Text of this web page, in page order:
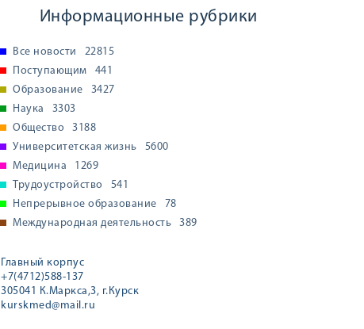
Информационные рубрики
Все новости
22815
Поступающим
441
Образование
3427
Наука
3303
Общество
3188
Университетская жизнь
5600
Медицина
1269
Трудоустройство
541
Непрерывное образование
78
Международная деятельность
389
Главный корпус
+7(4712)588-137
305041 К.Маркса,3, г.Курск
kurskmed@mail.ru